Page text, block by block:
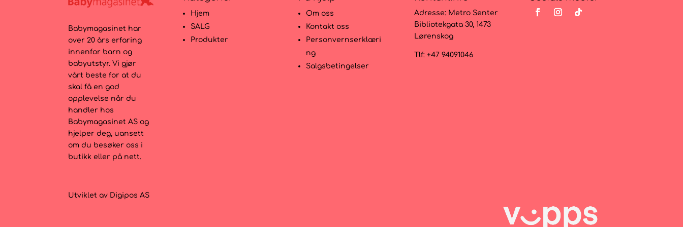
Babymagasinet har
over 20 års erfaring
innenfor barn og
babyutstyr. Vi gjør
vårt beste for at du
skal få en god
opplevelse når du
handler hos
Babymagasinet AS og
hjelper deg, uansett
om du besøker oss i
butikk eller på nett.
Hjem
SALG
Produkter
Om oss
Kontakt oss
Personvernserklæri
ng
Salgsbetingelser
Adresse: Metro Senter
Bibliotekgata 30, 1473
Lørenskog
Tlf: +47 94091046
Utviklet av Digipos AS